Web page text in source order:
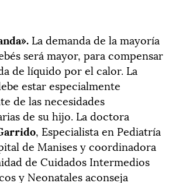
La demanda de la mayoría
será mayor, para compensar
de líquido por el calor. La
estar especialmente
de las necesidades
de su hijo. La doctora
, Especialista en Pediatría
de Manises y coordinadora
de Cuidados Intermedios
y Neonatales aconseja